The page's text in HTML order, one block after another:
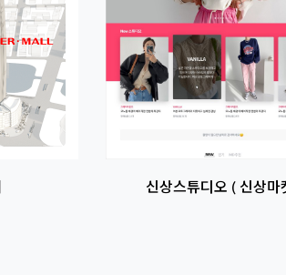
신상스튜디오 ( 신상마